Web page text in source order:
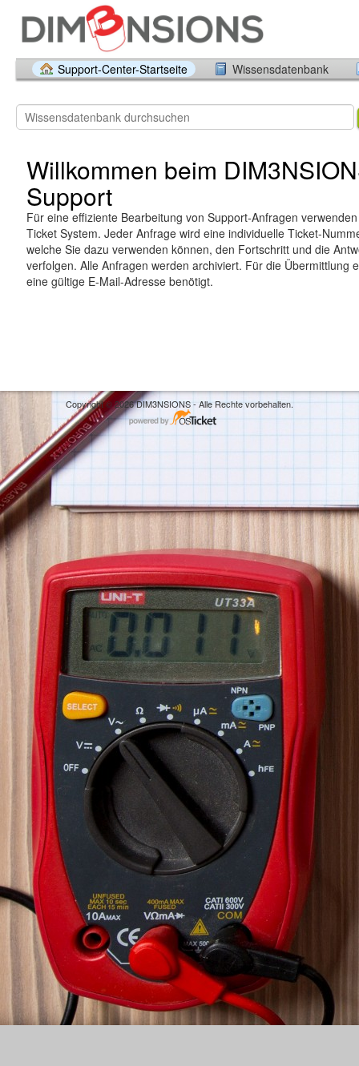
Support-Center-Startseite Wissensdatenbank
Willkommen beim
Support
Für eine effiziente Bearbeitung von Support-Anfragen
Ticket System. Jeder Anfrage wird eine individuelle Ticket-
welche Sie dazu verwenden können, den Fortschritt und die
verfolgen. Alle Anfragen werden archiviert. Für die Übermittlung
eine gültige E-Mail-Adresse benötigt.
Copyright © 2026 DIM3NSIONS - Alle Rechte vorbehalten.